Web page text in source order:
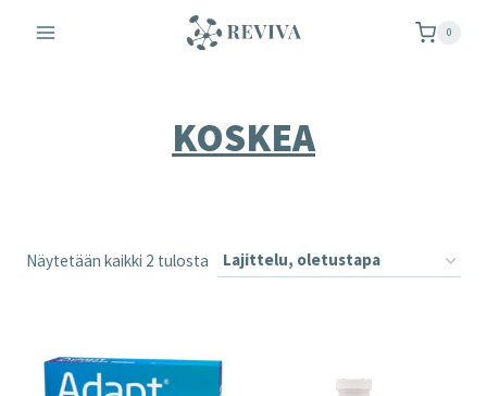
sisältöön
0
KOSKEA
Näytetään kaikki 2 tulosta